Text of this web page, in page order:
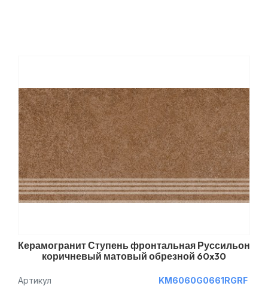
Керамогранит Ступень фронтальная Руссильон
коричневый матовый обрезной 60x30
Артикул
KM6060G0661RGRF